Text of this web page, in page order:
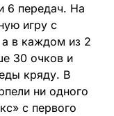
6 передач. На
игру с
в каждом из 2
30 очков и
кряду. В
ни одного
с первого